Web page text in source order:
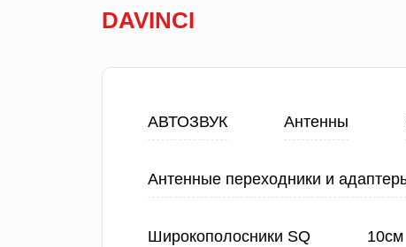
DAVINCI
АВТОЗВУК Антенны
Антенные переходники и
Широкополосники SQ 10см